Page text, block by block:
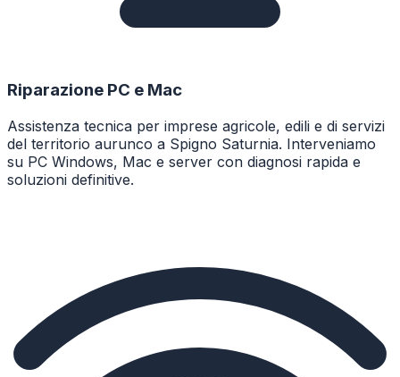
Riparazione PC e Mac
Assistenza tecnica per imprese agricole, edili e di servizi
del territorio aurunco a Spigno Saturnia. Interveniamo
su PC Windows, Mac e server con diagnosi rapida e
soluzioni definitive.